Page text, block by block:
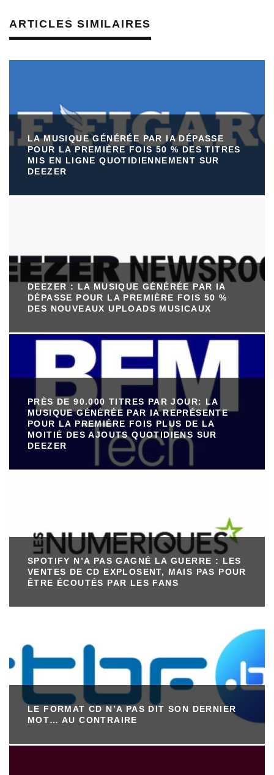
ARTICLES SIMILAIRES
LA MUSIQUE GÉNÉRÉE PAR IA DÉPASSE
POUR LA PREMIÈRE FOIS 50 % DES TITRES
MIS EN LIGNE QUOTIDIENNEMENT SUR
DEEZER
DEEZER : LA MUSIQUE GÉNÉRÉE PAR IA
DÉPASSE POUR LA PREMIÈRE FOIS 50 %
DES NOUVEAUX UPLOADS MUSICAUX
PRÈS DE 90.000 TITRES PAR JOUR: LA
MUSIQUE GÉNÉRÉE PAR IA REPRÉSENTE
POUR LA PREMIÈRE FOIS PLUS DE LA
MOITIÉ DES AJOUTS QUOTIDIENS SUR
DEEZER
SPOTIFY N’A PAS GAGNÉ LA GUERRE : LES
VENTES DE CD EXPLOSENT, MAIS PAS POUR
ÊTRE ÉCOUTÉS PAR LES FANS
LE FORMAT CD N’A PAS DIT SON DERNIER
MOT… AU CONTRAIRE